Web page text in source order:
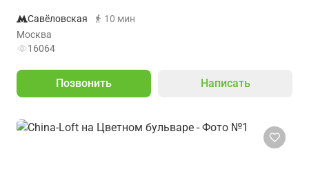
Савёловская
10 мин
Москва
16064
Позвонить Написать